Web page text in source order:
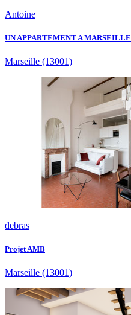
Antoine
UN APPARTEMENT A MARSEILLE
Marseille (13001)
debras
Projet AMB
Marseille (13001)